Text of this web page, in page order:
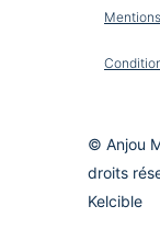
© Anjou
droits
Kelcible